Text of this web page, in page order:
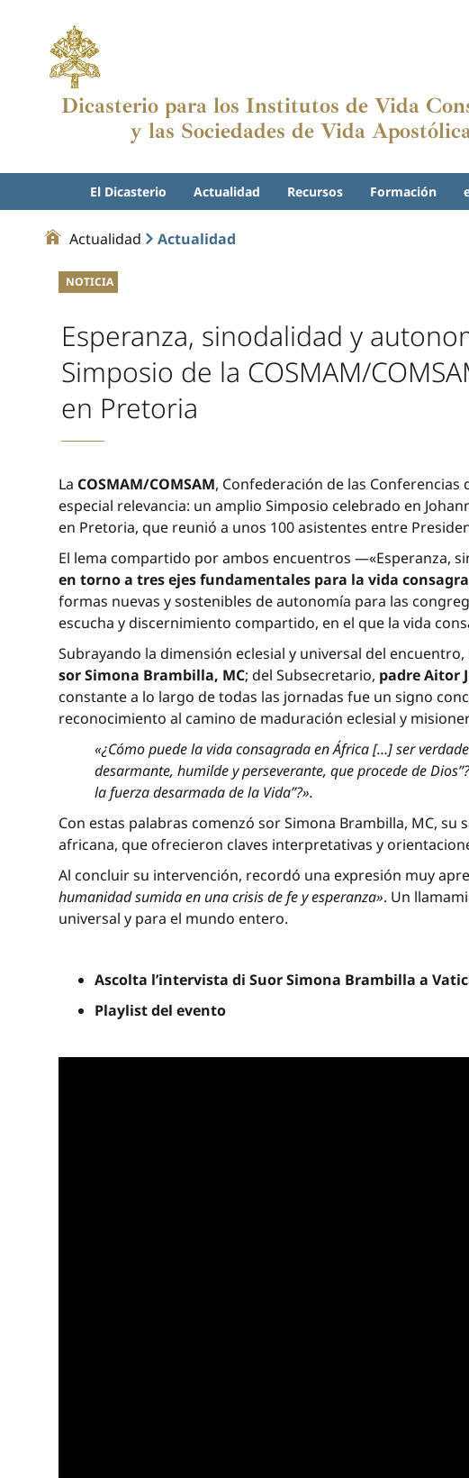
Dicasterio para los Institutos de Vida
y las Sociedades de Vida
El Dicasterio Actualidad Recursos Formación
Actualidad Actualidad
NOTICIA
Esperanza, sinodalidad y
Simposio de la COSMAM/
en Pretoria
La COSMAM/COMSAM, Confederación de las
especial relevancia: un amplio Simposio celebrado en
en Pretoria, que reunió a unos 100 asistentes entre
El lema compartido por ambos encuentros —«Esperanza,
en torno a tres ejes fundamentales para la vida
formas nuevas y sostenibles de autonomía para las
escucha y discernimiento compartido, en el que la vida
Subrayando la dimensión eclesial y universal del
sor Simona Brambilla, MC; del Subsecretario, padre Aitor
constante a lo largo de todas las jornadas fue un signo
reconocimiento al camino de maduración eclesial y
«¿Cómo puede la vida consagrada en África […] ser
desarmante, humilde y perseverante, que procede de
la fuerza desarmada de la Vida”?».
Con estas palabras comenzó sor Simona Brambilla, MC,
africana, que ofrecieron claves interpretativas y
Al concluir su intervención, recordó una expresión muy
humanidad sumida en una crisis de fe y esperanza». Un
universal y para el mundo entero.
Ascolta l’intervista di Suor Simona Brambilla a
Playlist del evento